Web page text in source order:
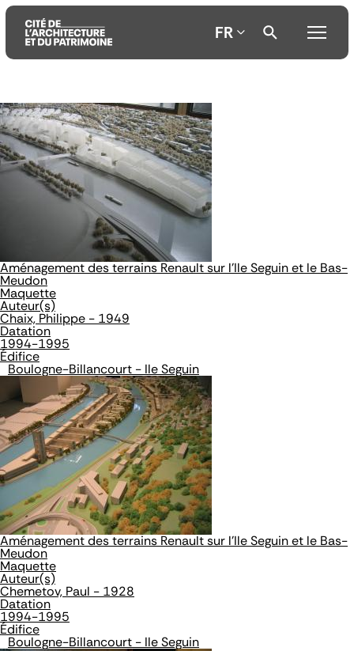
Aller
au
contenu
principal
Aller
au
menu
principal
Aller
à
la
recherche
FR
Aménagement des terrains Renault sur l'Ile Seguin et le Bas-
Meudon
Maquette
Auteur(s)
Chaix, Philippe - 1949
Datation
1994-1995
Édifice
Boulogne-Billancourt - Ile Seguin
Aménagement des terrains Renault sur l'Ile Seguin et le Bas-
Meudon
Maquette
Auteur(s)
Chemetov, Paul - 1928
Datation
1994-1995
Édifice
Boulogne-Billancourt - Ile Seguin